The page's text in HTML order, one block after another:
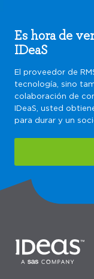
Es hora de
IDeaS
El proveedor de
tecnología, sino
colaboración de
IDeaS, usted
para durar y un